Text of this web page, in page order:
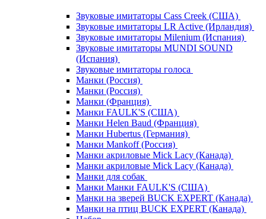
Звуковые имитаторы Cass Creek (США)
Звуковые имитаторы LR Active (Ирландия)
Звуковые имитаторы Milenium (Испания)
Звуковые имитаторы MUNDI SOUND
(Испания)
Звуковые имитаторы голоса
Манки (Россия)
Манки (Россия)
Манки (Франция)
Манки FAULK'S (США)
Манки Helen Baud (Франция)
Манки Hubertus (Германия)
Манки Mankoff (Россия)
Манки акриловые Mick Lacy (Канада)
Манки акриловые Mick Lacy (Канада)
Манки для собак
Манки Манки FAULK'S (США)
Манки на зверей BUCK EXPERT (Канада)
Манки на птиц BUCK EXPERT (Канада)